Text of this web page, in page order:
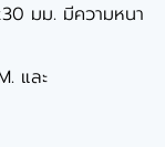
มม. มีความหนา
และ